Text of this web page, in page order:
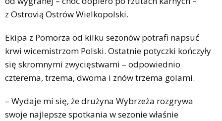
z Ostrovią Ostrów Wielkopolski.
Ekipa z Pomorza od kilku sezonów potrafi napsuć
krwi wicemistrzom Polski. Ostatnie potyczki kończyły
się skromnymi zwycięstwami – odpowiednio
czterema, trzema, dwoma i znów trzema golami.
– Wydaje mi się, że drużyna Wybrzeża rozgrywa
swoje najlepsze spotkania w sezonie właśnie